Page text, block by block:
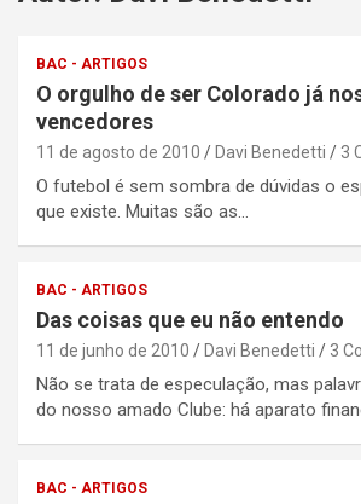
BAC - ARTIGOS
O orgulho de ser Colorado já
vencedores
11 de agosto de 2010 Davi Benedetti 3
O futebol é sem sombra de dúvidas o
que existe. Muitas são as…
BAC - ARTIGOS
Das coisas que eu não entendo
11 de junho de 2010 Davi Benedetti 3
Não se trata de especulação, mas
do nosso amado Clube: há aparato
BAC - ARTIGOS